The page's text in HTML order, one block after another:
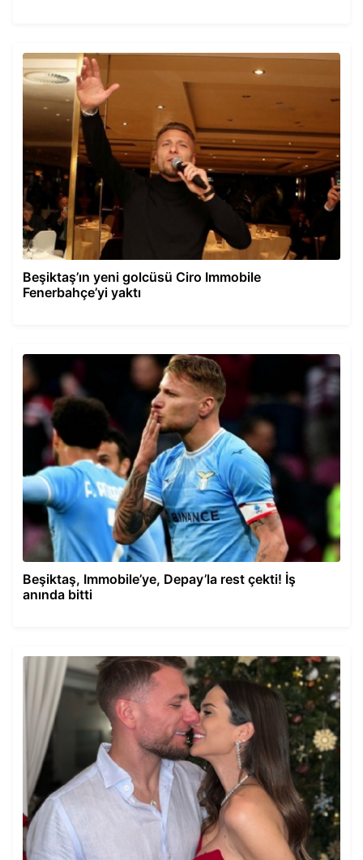
Beşiktaş’ın yeni golcüsü Ciro Immobile
Fenerbahçe’yi yaktı
Beşiktaş, Immobile’ye, Depay’la rest çekti! İş
anında bitti